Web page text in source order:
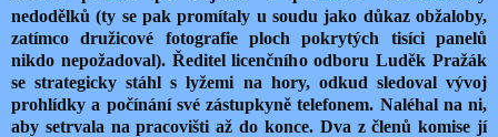
nedodělků (ty se pak promítaly u soudu jako důkaz obžaloby,
zatímco družicové fotografie ploch pokrytých tisíci panelů
nikdo nepožadoval). Ředitel licenčního odboru Luděk Pražák
se strategicky stáhl s lyžemi na hory, odkud sledoval vývoj
prohlídky a počínání své zástupkyně telefonem. Naléhal na ni,
aby setrvala na pracovišti až do konce. Dva z členů komise jí